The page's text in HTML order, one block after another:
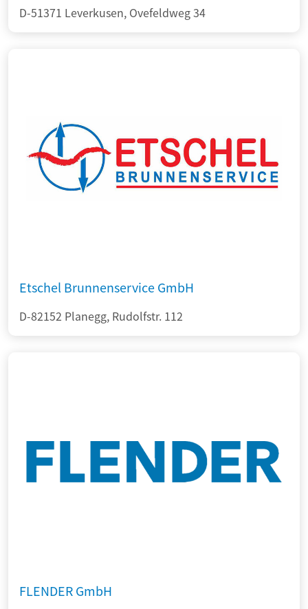
D-51371 Leverkusen, Ovefeldweg 34
Etschel Brunnenservice GmbH
D-82152 Planegg, Rudolfstr. 112
FLENDER GmbH